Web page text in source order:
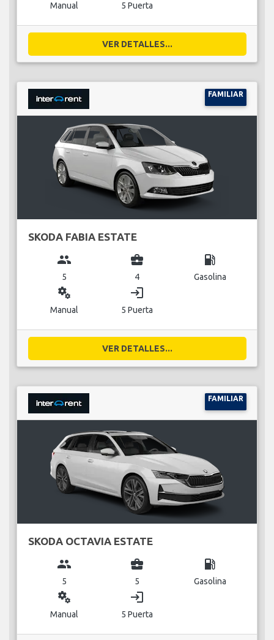
Manual 5 Puerta
VER DETALLES...
FAMILIAR
SKODA FABIA ESTATE
group
5
business_center
4
local_gas_station
Gasolina
miscellaneous_services
Manual
login
5 Puerta
VER DETALLES...
FAMILIAR
SKODA OCTAVIA ESTATE
group
5
business_center
5
local_gas_station
Gasolina
miscellaneous_services
Manual
login
5 Puerta